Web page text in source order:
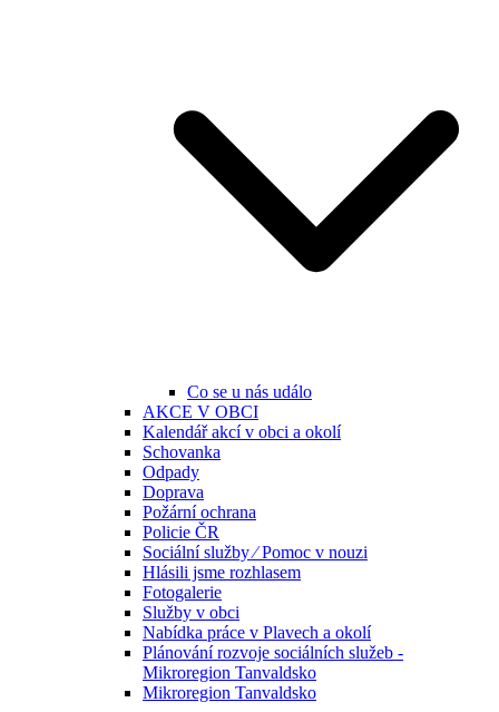
Co se u nás událo
AKCE V OBCI
Kalendář akcí v obci a okolí
Schovanka
Odpady
Doprava
Požární ochrana
Policie ČR
Sociální služby ⁄ Pomoc v nouzi
Hlásili jsme rozhlasem
Fotogalerie
Služby v obci
Nabídka práce v Plavech a okolí
Plánování rozvoje sociálních služeb -
Mikroregion Tanvaldsko
Mikroregion Tanvaldsko